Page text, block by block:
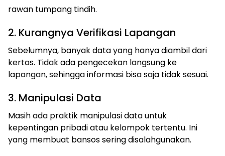
rawan tumpang tindih.
2. Kurangnya Verifikasi Lapangan
Sebelumnya, banyak data yang hanya diambil dari
kertas. Tidak ada pengecekan langsung ke
lapangan, sehingga informasi bisa saja tidak sesuai.
3. Manipulasi Data
Masih ada praktik manipulasi data untuk
kepentingan pribadi atau kelompok tertentu. Ini
yang membuat bansos sering disalahgunakan.